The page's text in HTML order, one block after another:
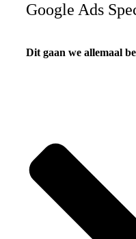
Google Ads
Dit gaan we allemaal